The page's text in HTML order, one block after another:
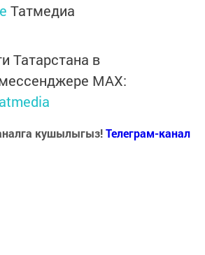
Татмедиа
Татарстана в
MАХ:
кушылыгыз!Телеграм-канал